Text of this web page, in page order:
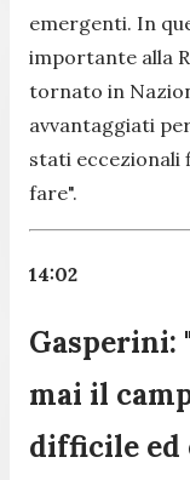
emergenti. In
importante alla
tornato in
avvantaggiati
stati eccezionali
fare".
14:02
Gasperini:
mai il
difficile ed